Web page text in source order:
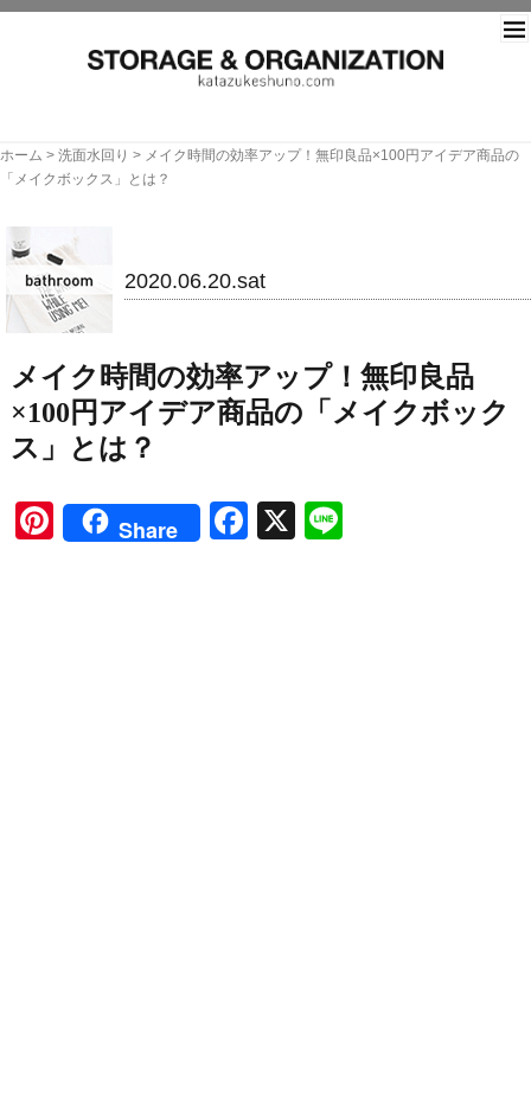
ホーム > 洗面水回り > メイク時間の効率アップ！無印良品×100円アイデア商品の
「メイクボックス」とは？
2020.06.20.sat
メイク時間の効率アップ！無印良品
×100円アイデア商品の「メイクボック
ス」とは？
Pinterest
Share Facebook
X